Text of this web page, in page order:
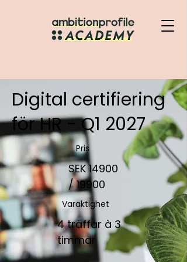
Digital certifiering
för HR - Q1 2027
Pris
SEK 14900
/ 19900
Varaktighet
4 träffar à 3
timmar